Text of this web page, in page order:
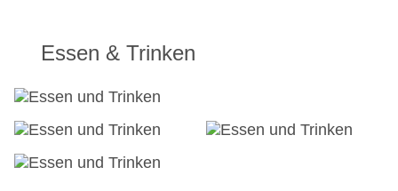
Garage
Garten: ohne Gebühr
WLAN/WiFi im Hotel
Lift
Anzahl der Aufzüge: 2
Essen & Trinken